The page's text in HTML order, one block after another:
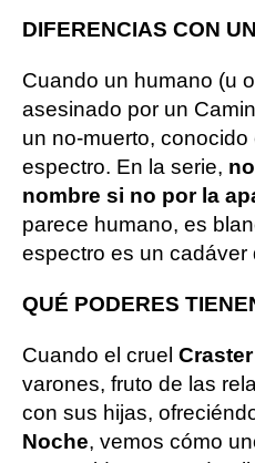
DIFERENCIAS CON
Cuando un humano (u
asesinado por un
un no-muerto,
espectro. En la serie,
nombre si no por la
parece humano, es
espectro es un cadáver
QUÉ PODERES
Cuando el cruel Craster
varones, fruto de las
con sus hijas,
Noche, vemos cómo